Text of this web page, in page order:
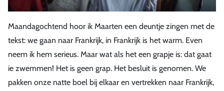
Maandagochtend hoor ik Maarten een deuntje zingen met de
tekst: we gaan naar Frankrijk, in Frankrijk is het warm. Even
neem ik hem serieus. Maar wat als het een grapje is: dat gaat
ie zwemmen! Het is geen grap. Het besluit is genomen. We
pakken onze natte boel bij elkaar en vertrekken naar Frankrijk,